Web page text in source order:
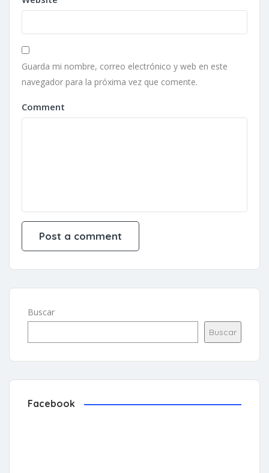
Guarda mi nombre, correo electrónico y web en este
navegador para la próxima vez que comente.
Comment
Buscar
Buscar
Facebook